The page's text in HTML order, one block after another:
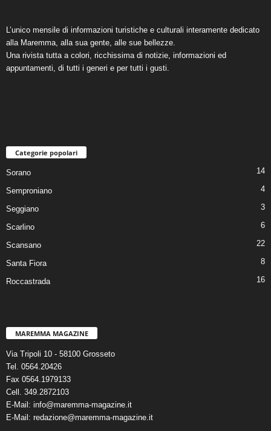
L’unico mensile di informazioni turistiche e culturali interamente dedicato
alla Maremma, alla sua gente, alle sue bellezze.
Una rivista tutta a colori, ricchissima di notizie, informazioni ed
appuntamenti, di tutti i generi e per tutti i gusti.
Categorie popolari
Sorano 14
Semproniano 4
Seggiano 3
Scarlino 6
Scansano 22
Santa Fiora 8
Roccastrada 16
MAREMMA MAGAZINE
Via Tripoli 10 - 58100 Grosseto
Tel. 0564.20426
Fax 0564.1979133
Cell. 349.2872103
E-Mail: info@maremma-magazine.it
E-Mail: redazione@maremma-magazine.it